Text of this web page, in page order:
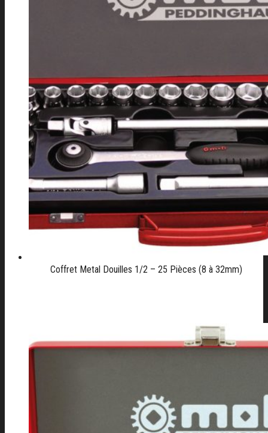
Coffret Metal Douilles 1/2 – 25 Pièces (8 à 32mm)